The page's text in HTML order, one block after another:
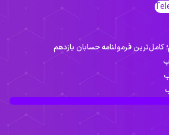
فرمولنامه حسابان یازدهم